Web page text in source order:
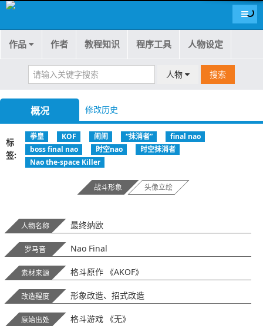
导航
作品 作者 教程知识 程序工具 人物设定
人物 搜索
概况 修改历史
标
签
拳皇 KOF 闹闹 “抹消者”
final nao
boss final nao
时空nao
时空抹消者
Nao the-space Killer
战斗形象 头像立绘
人物名称 最终纳欧
罗马音 Nao Final
素材来源 格斗原作 《AKOF》
改造程度 形象改造、招式改造
原始出处 格斗游戏 《无》